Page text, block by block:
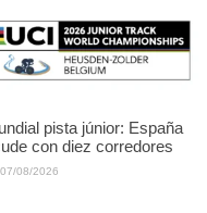
pista júnior: España
con diez corredores
07/08/2026